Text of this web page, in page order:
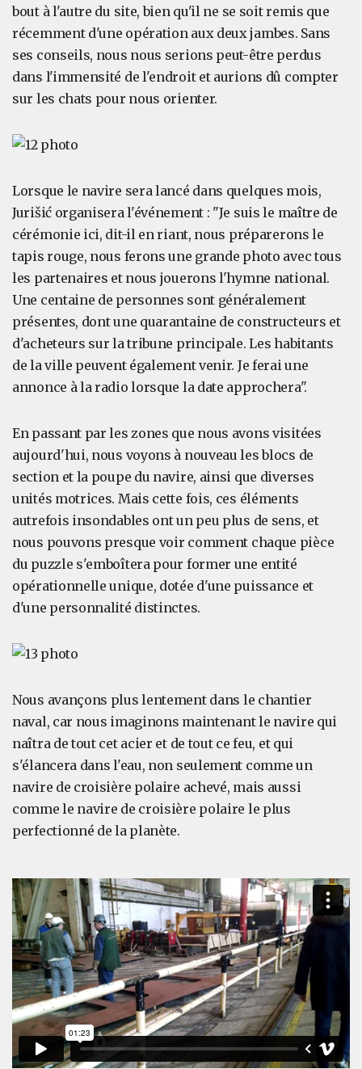
bout à l'autre du site, bien qu'il ne se soit remis que
récemment d'une opération aux deux jambes. Sans
ses conseils, nous nous serions peut-être perdus
dans l'immensité de l'endroit et aurions dû compter
sur les chats pour nous orienter.
Lorsque le navire sera lancé dans quelques mois,
Jurišić organisera l'événement : "Je suis le maître de
cérémonie ici, dit-il en riant, nous préparerons le
tapis rouge, nous ferons une grande photo avec tous
les partenaires et nous jouerons l'hymne national.
Une centaine de personnes sont généralement
présentes, dont une quarantaine de constructeurs et
d'acheteurs sur la tribune principale. Les habitants
de la ville peuvent également venir. Je ferai une
annonce à la radio lorsque la date approchera".
En passant par les zones que nous avons visitées
aujourd'hui, nous voyons à nouveau les blocs de
section et la poupe du navire, ainsi que diverses
unités motrices. Mais cette fois, ces éléments
autrefois insondables ont un peu plus de sens, et
nous pouvons presque voir comment chaque pièce
du puzzle s'emboîtera pour former une entité
opérationnelle unique, dotée d'une puissance et
d'une personnalité distinctes.
Nous avançons plus lentement dans le chantier
naval, car nous imaginons maintenant le navire qui
naîtra de tout cet acier et de tout ce feu, et qui
s'élancera dans l'eau, non seulement comme un
navire de croisière polaire achevé, mais aussi
comme le navire de croisière polaire le plus
perfectionné de la planète.